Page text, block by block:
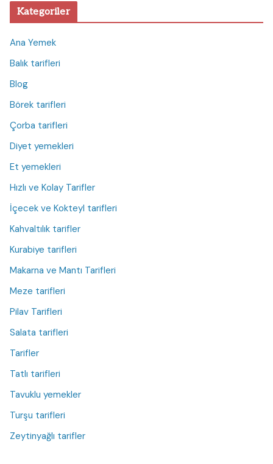
Kategoriler
Ana Yemek
Balık tarifleri
Blog
Börek tarifleri
Çorba tarifleri
Diyet yemekleri
Et yemekleri
Hızlı ve Kolay Tarifler
İçecek ve Kokteyl tarifleri
Kahvaltılık tarifler
Kurabiye tarifleri
Makarna ve Mantı Tarifleri
Meze tarifleri
Pilav Tarifleri
Salata tarifleri
Tarifler
Tatlı tarifleri
Tavuklu yemekler
Turşu tarifleri
Zeytinyağlı tarifler